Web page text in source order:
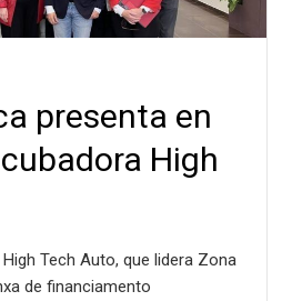
presenta en
High
Tech Auto, que lidera Zona
de financiamento